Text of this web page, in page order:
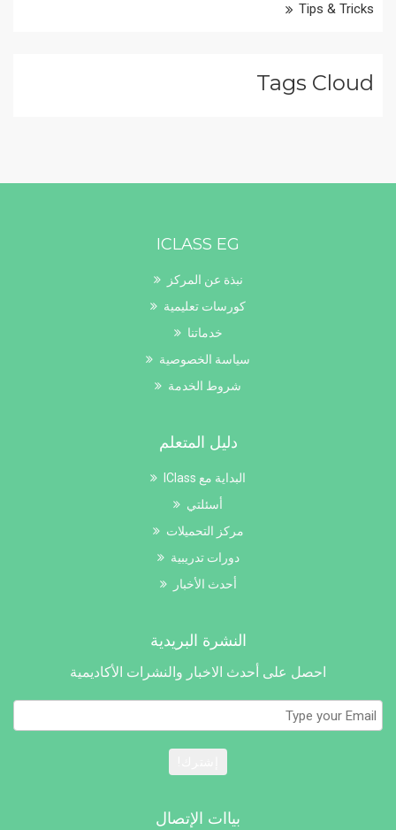
Tips & Tricks
Tags Cloud
ICLASS EG
نبذة عن المركز
كورسات تعليمية
خدماتنا
سياسة الخصوصية
شروط الخدمة
دليل المتعلم
البداية مع IClass
أسئلتي
مركز التحميلات
دورات تدريبية
أحدث الأخبار
النشرة البريدية
احصل على أحدث الاخبار والنشرات الأكاديمية
بياات الإتصال